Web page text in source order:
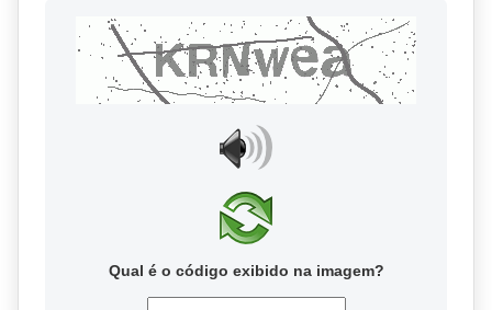
Qual é o código exibido na imagem?